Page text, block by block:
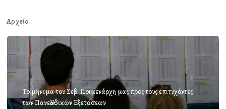
Αρχείο
Το μήνυμα του Σεβ. Ποιμενάρχη μας προς τους επιτυχόντες
των Πανελλαδικών Εξετάσεων